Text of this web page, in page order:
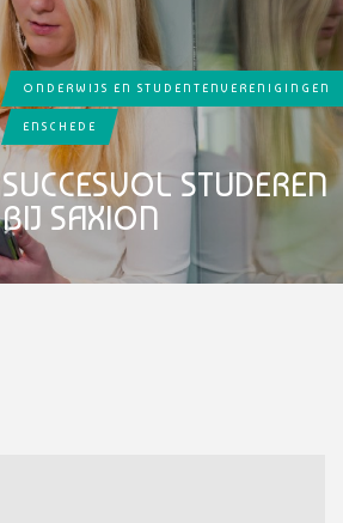
ONDERWIJS EN STUDENTENVERENIGINGEN
ENSCHEDE
SUCCESVOL STUDEREN
BIJ SAXION